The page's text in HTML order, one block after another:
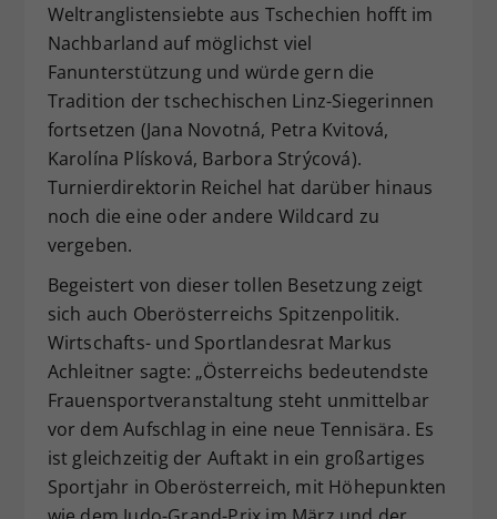
Weltranglistensiebte aus Tschechien hofft im
Nachbarland auf möglichst viel
Fanunterstützung und würde gern die
Tradition der tschechischen Linz-Siegerinnen
fortsetzen (Jana Novotná, Petra Kvitová,
Karolína Plísková, Barbora Strýcová).
Turnierdirektorin Reichel hat darüber hinaus
noch die eine oder andere Wildcard zu
vergeben.
Begeistert von dieser tollen Besetzung zeigt
sich auch Oberösterreichs Spitzenpolitik.
Wirtschafts- und Sportlandesrat Markus
Achleitner sagte: „Österreichs bedeutendste
Frauensportveranstaltung steht unmittelbar
vor dem Aufschlag in eine neue Tennisära. Es
ist gleichzeitig der Auftakt in ein großartiges
Sportjahr in Oberösterreich, mit Höhepunkten